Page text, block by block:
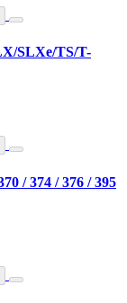
SLXe/TS/T-
/ 374 / 376 / 395